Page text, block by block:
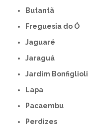
Butantã
Freguesia do Ó
Jaguaré
Jaraguá
Jardim Bonfiglioli
Lapa
Pacaembu
Perdizes